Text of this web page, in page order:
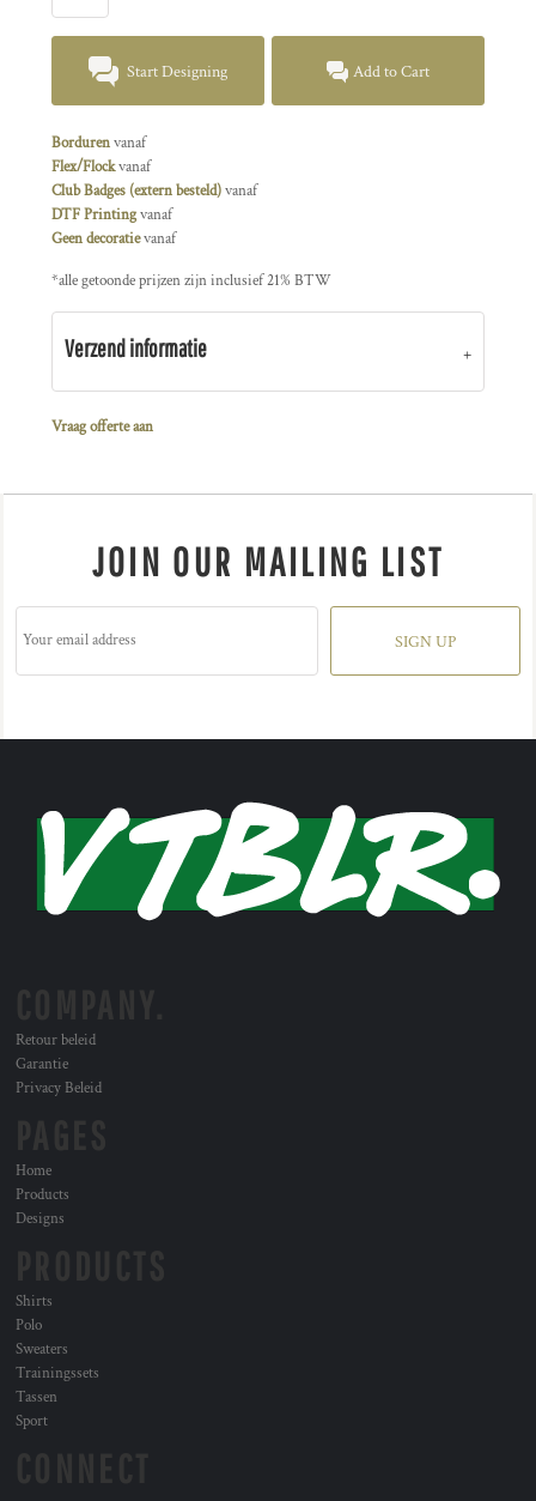
Start Designing Add to Cart
Bordurenvanaf
Flex/Flockvanaf
Club Badges (extern besteld)vanaf
DTF Printingvanaf
Geen decoratievanaf
*alle getoonde prijzen zijn inclusief 21% BTW
Verzend informatie
Vraag offerte aan
JOIN OUR MAILING LIST
SIGN UP
Retour beleid
Garantie
Privacy Beleid
Home
Products
Designs
Shirts
Polo
Sweaters
Trainingssets
Tassen
Sport